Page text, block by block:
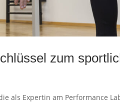
zum
als Expertin am Performance